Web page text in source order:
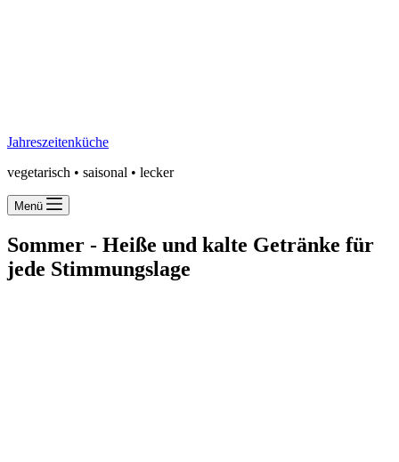
Jahreszeitenküche
vegetarisch • saisonal • lecker
Menü
Sommer - Heiße und kalte Getränke für
jede Stimmungslage